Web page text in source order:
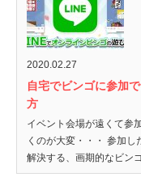
2020.02.27
自宅でビンゴに参加
方
イベント会場が遠くて参
くのが大変・・・ 参加
解決する、画期的なビン